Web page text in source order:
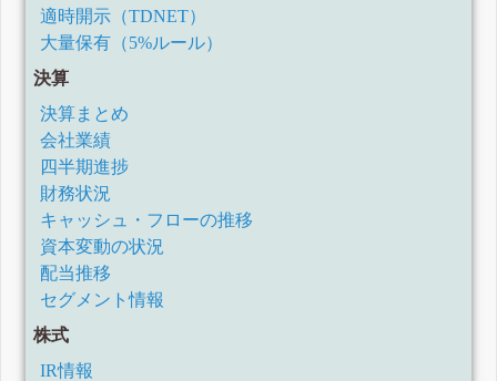
適時開示（TDNET）
大量保有（5%ルール）
決算
決算まとめ
会社業績
四半期進捗
財務状況
キャッシュ・フローの推移
資本変動の状況
配当推移
セグメント情報
株式
IR情報